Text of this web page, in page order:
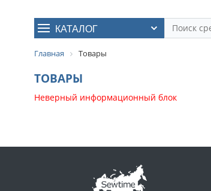
КАТАЛОГ
Главная Товары
ТОВАРЫ
Неверный информационный блок